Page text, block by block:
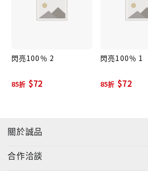
閃亮100％ 2
85折 $72
閃亮100％ 1
85折 $72
關於誠品
合作洽談